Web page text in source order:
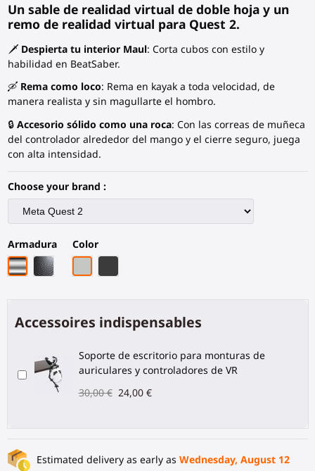
Un sable de realidad virtual de doble hoja y un
remo de realidad virtual para Quest 2.
🗡️ Despierta tu interior Maul: Corta cubos con estilo y
habilidad en BeatSaber.
🛶 Rema como loco: Rema en kayak a toda velocidad, de
manera realista y sin magullarte el hombro.
🔒 Accesorio sólido como una roca: Con las correas de muñeca
del controlador alrededor del mango y el cierre seguro, juega
con alta intensidad.
Choose your brand :
Armadura
Armazón de cromo
Armazón de fibra de carbono negro
Color
Accessoires indispensables
Soporte de escritorio para monturas de
auriculares y controladores de VR
30,00 € 24,00 €
Estimated delivery as early as Wednesday, August 12